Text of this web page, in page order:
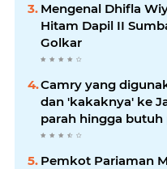
Mengenal Dhifla
Hitam Dapil II
Golkar
Camry yang
dan 'kakaknya' ke
parah hingga butuh
200 juta
Pemkot Pariaman